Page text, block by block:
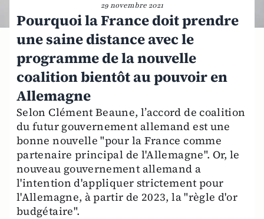
29 novembre 2021
Pourquoi la France doit prendre
une saine distance avec le
programme de la nouvelle
coalition bientôt au pouvoir en
Allemagne
Selon Clément Beaune, l’accord de coalition
du futur gouvernement allemand est une
bonne nouvelle "pour la France comme
partenaire principal de l'Allemagne". Or, le
nouveau gouvernement allemand a
l'intention d'appliquer strictement pour
l'Allemagne, à partir de 2023, la "règle d'or
budgétaire".